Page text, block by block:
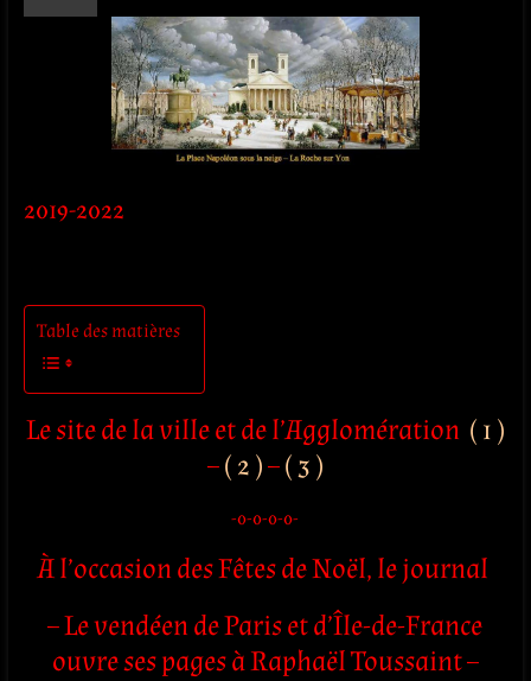
2019-2022
Table des matières
Le site de la ville et de l’Agglomération ( 1 )
–( 2 )–( 3 )
-0-0-0-0-
À l’occasion des Fêtes de Noël, le journal
– Le vendéen de Paris et d’Île-de-France
ouvre ses pages à Raphaël Toussaint –